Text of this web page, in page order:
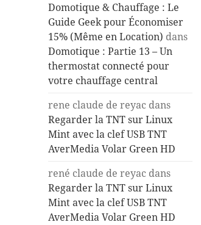
Domotique & Chauffage : Le
Guide Geek pour Économiser
15% (Même en Location) dans
Domotique : Partie 13 – Un
thermostat connecté pour
votre chauffage central
rene claude de reyac dans
Regarder la TNT sur Linux
Mint avec la clef USB TNT
AverMedia Volar Green HD
rené claude de reyac dans
Regarder la TNT sur Linux
Mint avec la clef USB TNT
AverMedia Volar Green HD